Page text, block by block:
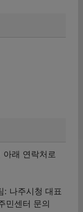
래 연락처로
: 나주시청 대표
민센터 문의